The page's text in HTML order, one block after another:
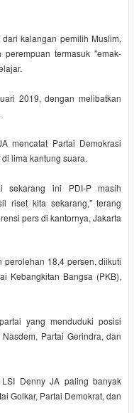
kalangan pemilih Muslim,
termasuk "emak-
2019, dengan melibatkan
mencatat Partai Demokrasi
lima kantung suara.
sekarang ini PDI-P masih
riset kita sekarang," terang
pers di kantornya, Jakarta
perolehan 18,4 persen, diikuti
Kebangkitan Bangsa (PKB),
yang menduduki posisi
Partai Gerindra, dan
Denny JA paling banyak
Golkar, Partai Demokrat, dan